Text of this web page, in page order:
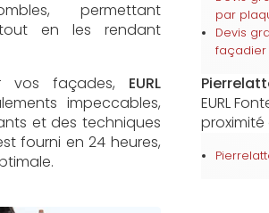
permettant
en les rendant
vos façades, EURL
impeccables,
et des techniques
fourni en 24 heures,
par
Devis
façadier
EURL
proximité